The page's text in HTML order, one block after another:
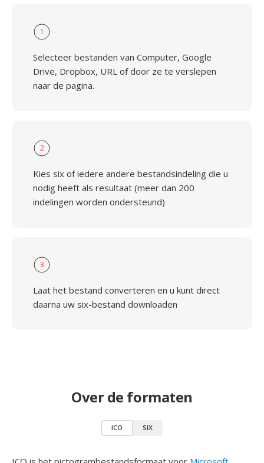
1
Selecteer bestanden van Computer, Google
Drive, Dropbox, URL of door ze te verslepen
naar de pagina.
2
Kies six of iedere andere bestandsindeling die u
nodig heeft als resultaat (meer dan 200
indelingen worden ondersteund)
3
Laat het bestand converteren en u kunt direct
daarna uw six-bestand downloaden
Over de formaten
ICO SIX